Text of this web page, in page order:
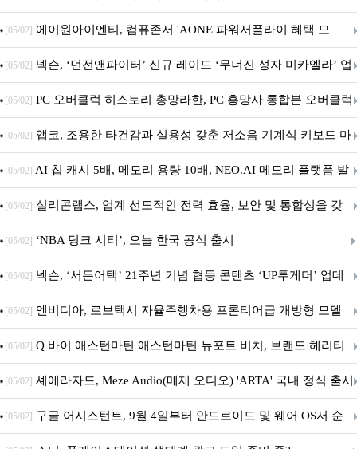
출시
[05/02] 에이원아이엔티, 컴퓨존서 'AONE 파워서플라이 혜택 모
음.ZIP' 이벤트 진행
[05/02] 넥슨, ‘던전앤파이터’ 신규 레이드 ‘무너진 성자 미카엘라’ 업
데이트!
[05/02] PC 오버클럭 히스토리 총망라한, PC 흥망사 통합본 오버클럭
특집(1-4편)
[05/02] 앱코, 조용한 타건감과 실용성 갖춘 저소음 기계식 키보드 마
우스 세트 'KM580' 출시
[05/02] AI 칩 캐시 5배, 메모리 용량 10배, NEO.AI 메모리 플랫폼 발
표
[05/02] 실리콘랩스, 업계 선도적인 전력 효율, 보안 및 통합성을 갖
춘 초저전력 블루투스 LE SoC ‘BG2B’ 공개
[05/02] ‘NBA 덩크 시티’, 오늘 한국 공식 출시
[05/02] 넥슨, ‘서든어택’ 21주년 기념 협동 콘텐츠 ‘UP투게더’ 업데
이트
[05/02] 엔비디아, 로보택시 자율주행차용 프론티어급 개방형 모델
‘알파마요 2 슈퍼’ 상업적 이용 가능
[05/02] Q 바이 애스턴마틴 애스턴마틴 뉴포트 비치, 브랜드 헤리티
지 담은 ‘헤리티지 에디션 컬렉션’ 공개
[05/02] 셰에라자드, Meze Audio(메제 오디오) 'ARTA' 국내 정식 출시
[05/02] 구글 어시스턴트, 9월 4일부터 안드로이드 및 웨어 OS서 순